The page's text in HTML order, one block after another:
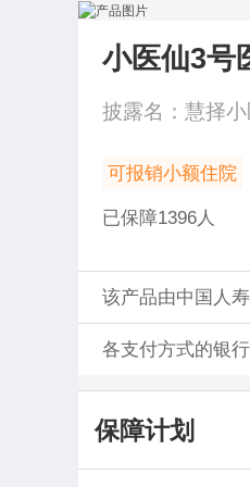
小医仙3号
披露名： 慧择
可报销小额住院
已保障1396人
该产品由中国人
各支付方式的银
保障计划